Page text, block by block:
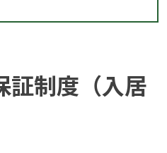
証制度（入居